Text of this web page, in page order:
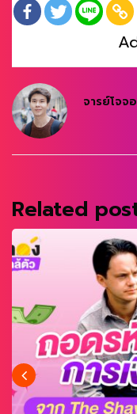
จารย์โจจ
Related